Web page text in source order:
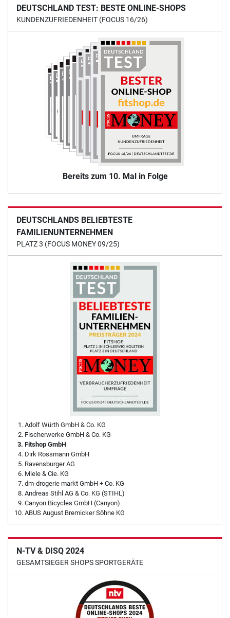
DEUTSCHLAND TEST: BESTE ONLINE-SHOPS
KUNDENZUFRIEDENHEIT (FOCUS 16/26)
Bereits zum 10. Mal in Folge
DEUTSCHLANDS BELIEBTESTE
FAMILIENUNTERNEHMEN
PLATZ 3 (FOCUS MONEY 09/25)
Adolf Würth GmbH & Co. KG
Fischerwerke GmbH & Co. KG
Fitshop GmbH
Dirk Rossmann GmbH
Ravensburger AG
Miele & Cie. KG
dm-drogerie markt GmbH + Co. KG
Andreas Stihl AG & Co. KG (STIHL)
Canyon Bicycles GmbH (Canyon)
ABUS August Bremicker Söhne KG
N-TV & DISQ 2024
GESAMTSIEGER SHOPS SPORTGERÄTE